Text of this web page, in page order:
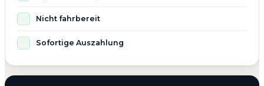
Nicht fahrbereit
Sofortige Auszahlung